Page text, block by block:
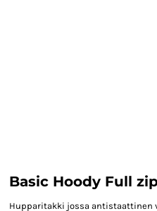
Basic Hoody Full
Hupparitakki jossa antistaattinen